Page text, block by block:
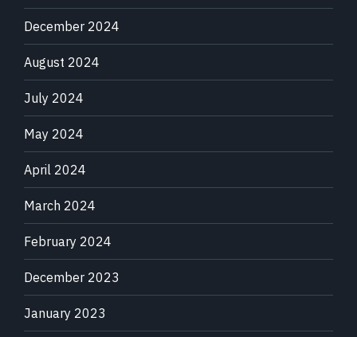
December 2024
August 2024
July 2024
May 2024
April 2024
March 2024
February 2024
December 2023
January 2023